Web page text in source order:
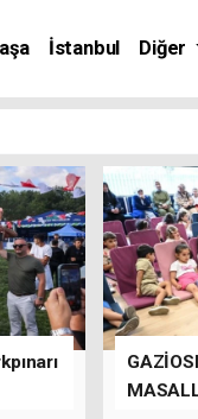
İstanbul Diğer